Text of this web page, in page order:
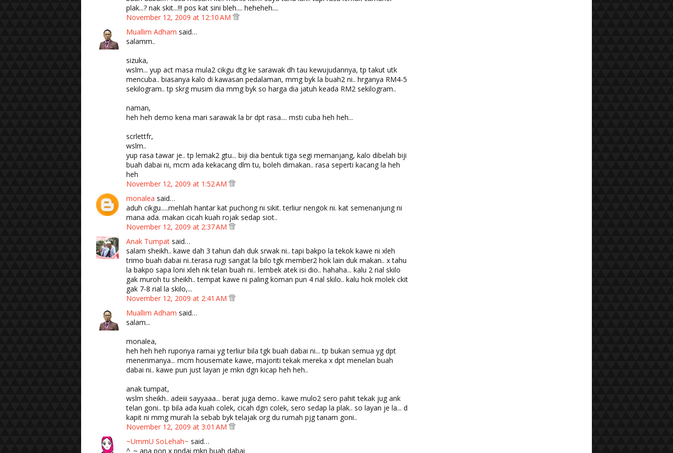
plak...? nak skit...!!! pos kat sini bleh.... heheheh....
November 12, 2009 at 12:10 AM
Muallim Adham said…
salamm..
sizuka,
wslm... yup act masa mula2 cikgu dtg ke sarawak dh tau kewujudannya, tp takut utk
mencuba.. biasanya kalo di kawasan pedalaman, mmg byk la buah2 ni.. hrganya RM4-5
sekilogram.. tp skrg musim dia mmg byk so harga dia jatuh keada RM2 sekilogram..
naman,
heh heh demo kena mari sarawak la br dpt rasa.... msti cuba heh heh...
scrlettfr,
wslm..
yup rasa tawar je.. tp lemak2 gtu... biji dia bentuk tiga segi memanjang, kalo dibelah biji
buah dabai ni, mcm ada kekacang dlm tu, boleh dimakan.. rasa seperti kacang la heh
heh
November 12, 2009 at 1:52 AM
monalea said…
aduh cikgu.....mehlah hantar kat puchong ni sikit. terliur nengok ni. kat semenanjung ni
mana ada. makan cicah kuah rojak sedap siot..
November 12, 2009 at 2:37 AM
Anak Tumpat said…
salam sheikh.. kawe dah 3 tahun dah duk srwak ni.. tapi bakpo la tekok kawe ni xleh
trimo buah dabai ni..terasa rugi sangat la bilo tgk member2 hok lain duk makan.. x tahu
la bakpo sapa loni xleh nk telan buah ni.. lembek atek isi dio.. hahaha... kalu 2 rial skilo
gak muroh tu sheikh.. tempat kawe ni paling koman pun 4 rial skilo.. kalu hok molek ckit
gak 7-8 rial la skilo,...
November 12, 2009 at 2:41 AM
Muallim Adham said…
salam...
monalea,
heh heh heh ruponya ramai yg terliur bila tgk buah dabai ni... tp bukan semua yg dpt
menerimanya... mcm housemate kawe, majoriti tekak mereka x dpt menelan buah
dabai ni.. kawe pun just layan je mkn dgn kicap heh heh..
anak tumpat,
wslm sheikh.. adeiii sayyaaa... berat juga demo.. kawe mulo2 sero pahit tekak jug ank
telan goni.. tp bila ada kuah colek, cicah dgn colek, sero sedap la plak.. so layan je la... d
kapit ni mmg murah la sebab byk telajak org du rumah pjg tanam goni..
November 12, 2009 at 3:01 AM
~UmmU SoLehah~ said…
^_~ ana pon x pndai mkn buah dabai